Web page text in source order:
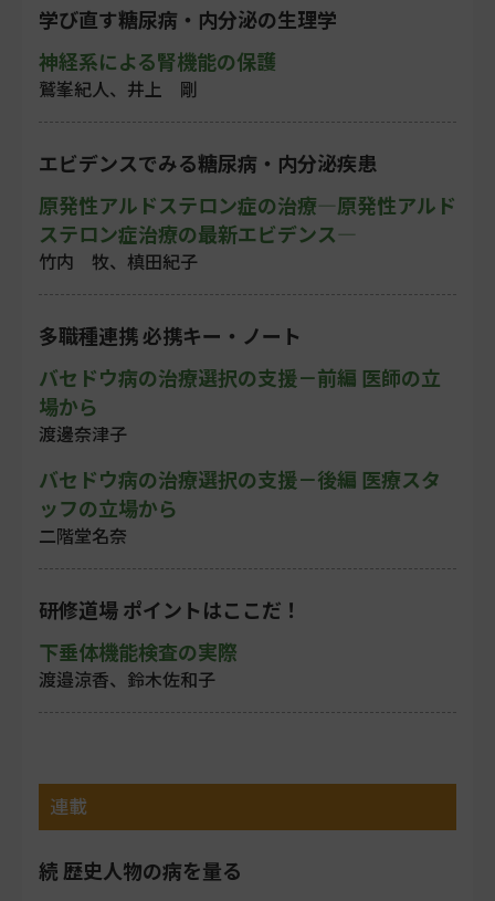
学び直す糖尿病・内分泌の生理学
神経系による腎機能の保護
鷲峯紀人、井上 剛
エビデンスでみる糖尿病・内分泌疾患
原発性アルドステロン症の治療―原発性アルド
ステロン症治療の最新エビデンス―
竹内 牧、槙田紀子
多職種連携 必携キー・ノート
バセドウ病の治療選択の支援－前編 医師の立
場から
渡邊奈津子
バセドウ病の治療選択の支援－後編 医療スタ
ッフの立場から
二階堂名奈
研修道場 ポイントはここだ！
下垂体機能検査の実際
渡邉涼香、鈴木佐和子
連載
続 歴史人物の病を量る